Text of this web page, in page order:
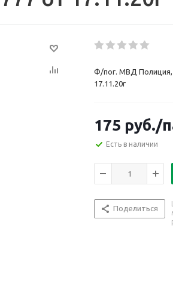
Ф/пог. МВД
17.11.20г
175 руб./
Есть в наличии
Поделиться